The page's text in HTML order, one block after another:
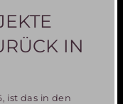
IN
ist das in den